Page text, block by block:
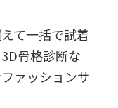
て一括で試着
骨格診断な
ァッションサ